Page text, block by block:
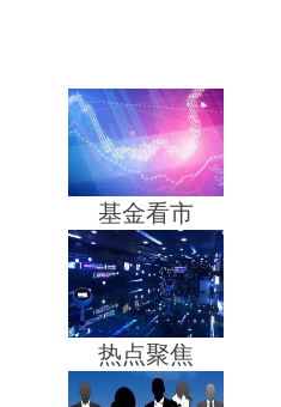
基金看市
热点聚焦